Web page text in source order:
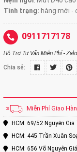
Tình trạng: hàng mới -
0911717178
Hỗ Trợ Tư Vấn Miễn Phí -
Chia sẻ:
Miễn Phí Giao
HCM: 69/52 Nguyễn
HCM: 445 Trần Xuân
HCM: 656 Võ Nguyên